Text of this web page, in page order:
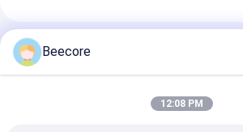
Sản Phẩm Khuyến Cáo
Beecore
12:08 PM